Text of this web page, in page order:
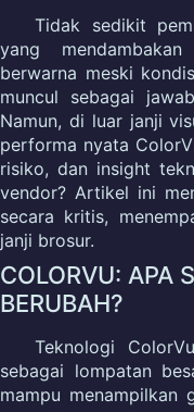
Tidak sedikit
yang
berwarna meski
muncul sebagai
Namun, di luar janji
performa nyata
risiko, dan insight
vendor? Artikel ini
secara kritis,
janji brosur.
COLORVU: APA
BERUBAH?
Teknologi
sebagai lompatan
mampu menampilkan